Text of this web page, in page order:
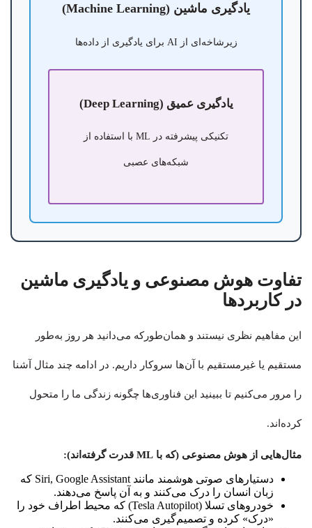
یادگیری ماشین (Machine Learning)
زیرشاخه‌ای از AI برای یادگیری از داده‌ها
یادگیری عمیق (Deep Learning)
تکنیکی پیشرفته در ML با استفاده از
شبکه‌های عصبی
تفاوت هوش مصنوعی و یادگیری ماشین
در کاربردها
این مفاهیم نظری نیستند و همان‌طورکه می‌دانید هر روز به‌طور
مستقیم یا غیرمستقیم با آن‌ها سروکار داریم. در ادامه چند مثال آشنا
را مرور می‌کنیم تا ببینید این فناوری‌ها چگونه زندگی ما را متحول
کرده‌اند.
مثال‌هایی از هوش مصنوعی (که با ML قدرت گرفته‌اند):
دستیارهای صوتی هوشمند مانند Siri, Google Assistant که
زبان انسان را درک می‌کنند و به آن پاسخ می‌دهند.
خودروهای تسلا (Tesla Autopilot) که محیط اطراف خود را
«درک» کرده و تصمیم‌گیری می‌کنند.